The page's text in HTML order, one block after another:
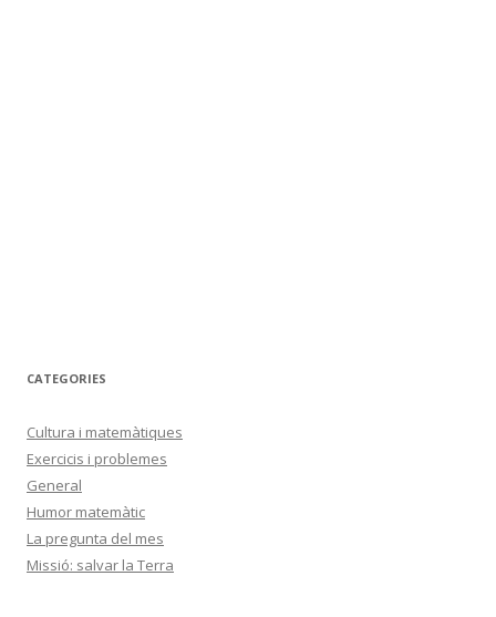
CATEGORIES
Cultura i matemàtiques
Exercicis i problemes
General
Humor matemàtic
La pregunta del mes
Missió: salvar la Terra